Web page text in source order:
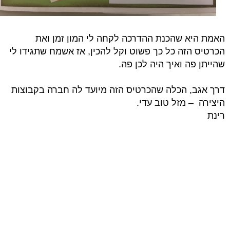
האמת היא שהכנת ההדרכה לקחה לי המון זמן ואת
הכרטיס הזה כל כך פשוט וקל להכין, אז אשמח שתגידו לי
שהייתן פה ואיך היה לכן פה.
דרך אגב, הכלה שהכרטיס הזה מיועד לה חברה בקבוצות
היצירה – מזל טוב עדי.
רינת